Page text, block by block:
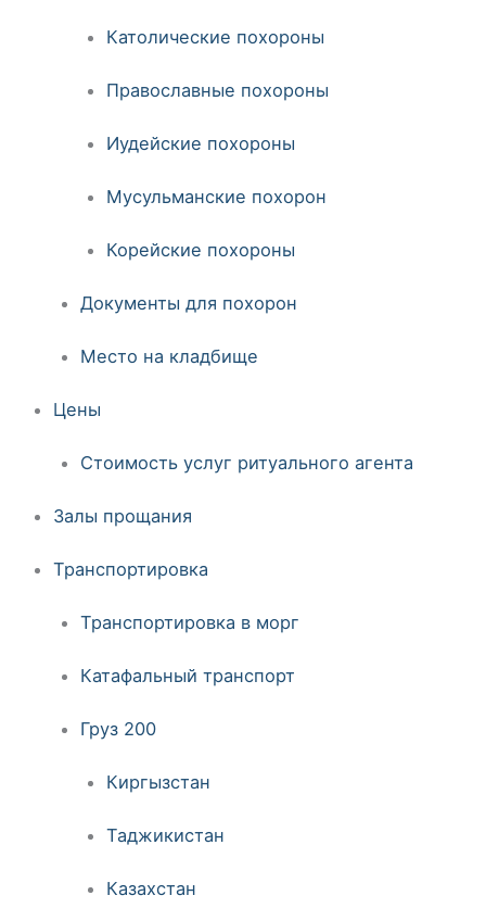
Католические похороны
Православные похороны
Иудейские похороны
Мусульманские похорон
Корейские похороны
Документы для похорон
Место на кладбище
Цены
Стоимость услуг ритуального агента
Залы прощания
Транспортировка
Транспортировка в морг
Катафальный транспорт
Груз 200
Киргызстан
Таджикистан
Казахстан